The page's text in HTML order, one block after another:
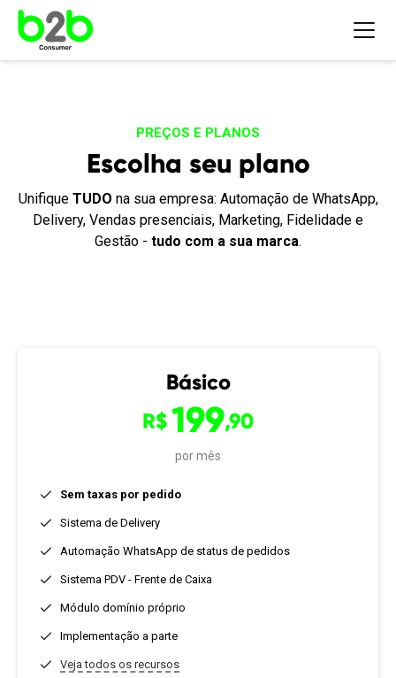
PREÇOS E PLANOS
Escolha seu plano
Unifique TUDO na sua empresa: Automação de WhatsApp,
Delivery, Vendas presenciais, Marketing, Fidelidade e
Gestão - tudo com a sua marca.
Básico
R$199,90
por mês
Sem taxas por pedido
Sistema de Delivery
Automação WhatsApp de status de pedidos
Sistema PDV - Frente de Caixa
Módulo domínio próprio
Implementação a parte
Veja todos os recursos